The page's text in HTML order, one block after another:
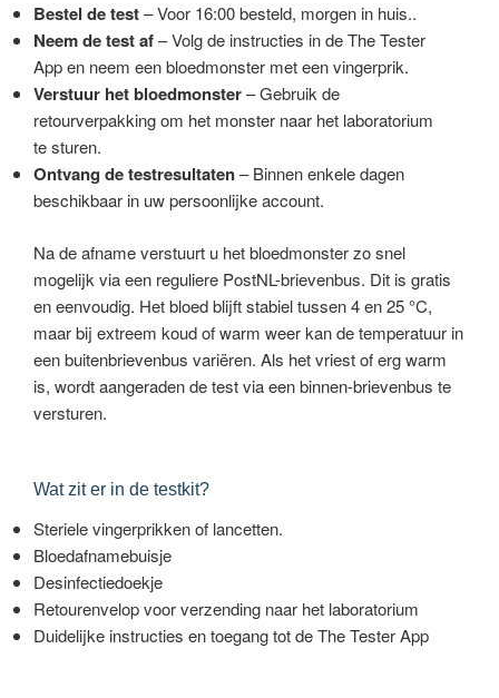
Bestel de test– Voor 16:00 besteld, morgen in huis..
Neem de test af– Volg de instructies in de The Tester
App en neem een bloedmonster met een vingerprik.
Verstuur het bloedmonster– Gebruik de
retourverpakking om het monster naar het laboratorium
te sturen.
Ontvang de testresultaten– Binnen enkele dagen
beschikbaar in uw persoonlijke account.
Na de afname verstuurt u het bloedmonster zo snel
mogelijk via een reguliere PostNL-brievenbus. Dit is gratis
en eenvoudig. Het bloed blijft stabiel tussen 4 en 25 °C,
maar bij extreem koud of warm weer kan de temperatuur in
een buitenbrievenbus variëren. Als het vriest of erg warm
is, wordt aangeraden de test via een binnen-brievenbus te
versturen.
Wat zit er in de testkit?
Steriele vingerprikken of lancetten.
Bloedafnamebuisje
Desinfectiedoekje
Retourenvelop voor verzending naar het laboratorium
Duidelijke instructies en toegang tot de The Tester App